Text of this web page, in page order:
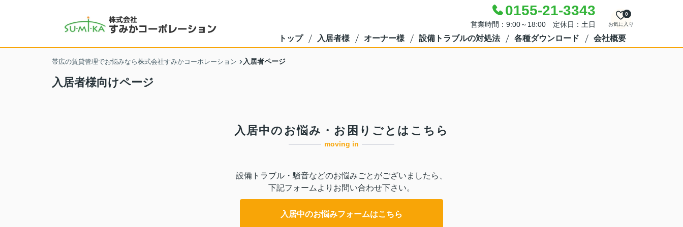
0155-21-3343
営業時間：9:00～18:00 定休日：土日 お気に入り
0
トップ 入居者様 オーナー様 設備トラブルの対処法 各種ダウンロード 会社概要
帯広の賃貸管理でお悩みなら株式会社すみかコーポレーション 入居者ページ
入居者様向けページ
入居中のお悩み・お困りごとはこちら
moving in
設備トラブル・騒音などのお悩みごとがございましたら、
下記フォームよりお問い合わせ下さい。
入居中のお悩みフォームはこちら